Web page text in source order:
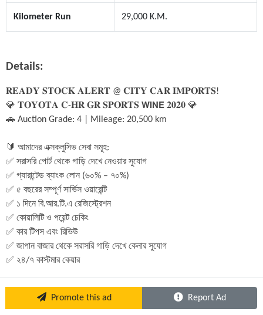
Kilometer Run 29,000 K.M.
Details:
𝐑𝐄𝐀𝐃𝐘 𝐒𝐓𝐎𝐂𝐊 𝐀𝐋𝐄𝐑𝐓 @ 𝐂𝐈𝐓𝐘 𝐂𝐀𝐑 𝐈𝐌𝐏𝐎𝐑𝐓𝐒!
💎 𝐓𝐎𝐘𝐎𝐓𝐀 𝐂-𝐇𝐑 𝐆𝐑 𝐒𝐏𝐎𝐑𝐓𝐒 𝗪𝗜𝗡𝗘 𝟐𝟎𝟐𝟎 💎
🚗 Auction Grade: 4 | Mileage: 20,500 km
🔰 আমাদের এক্সক্লুসিভ সেবা সমূহ:
✅ সরাসরি পোর্ট থেকে গাড়ি দেখে নেওয়ার সুযোগ
✅ গ্যারান্টেড ব্যাংক লোন (৬০% – ৭০%)
✅ ৫ বছরের সম্পূর্ণ সার্ভিস ওয়ারেন্টি
✅ ১ দিনে বি.আর.টি.এ রেজিস্ট্রেশন
✅ কোয়ালিটি ও পয়েন্ট চেকিং
✅ কার টিপস এবং রিভিউ
✅ জাপান বাজার থেকে সরাসরি গাড়ি দেখে কেনার সুযোগ
✅ ২৪/৭ কাস্টমার কেয়ার
Promote this ad Report Ad